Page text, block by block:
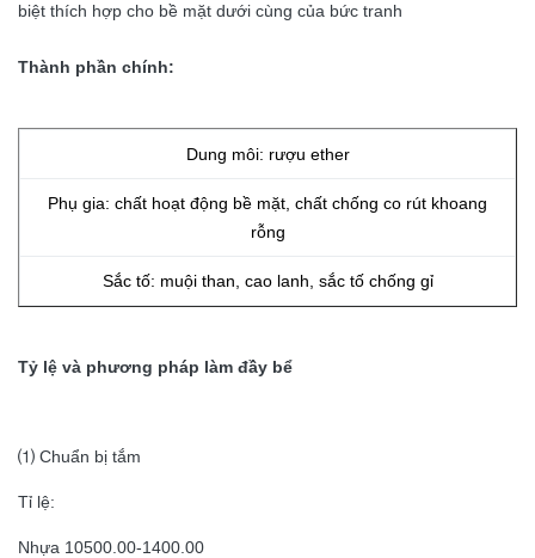
biệt thích hợp cho bề mặt dưới cùng của bức tranh
Thành phần chính:
Dung môi: rượu ether
Phụ gia: chất hoạt động bề mặt, chất chống co rút khoang
rỗng
Sắc tố: muội than, cao lanh, sắc tố chống gỉ
Tỷ lệ và phương pháp làm đầy bể
⑴ Chuẩn bị tắm
Tỉ lệ:
Nhựa 10500.00-1400.00